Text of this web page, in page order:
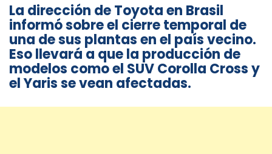
La dirección de Toyota en Brasil
informó sobre el cierre temporal de
una de sus plantas en el país vecino.
Eso llevará a que la producción de
modelos como el SUV Corolla Cross y
el Yaris se vean afectadas.